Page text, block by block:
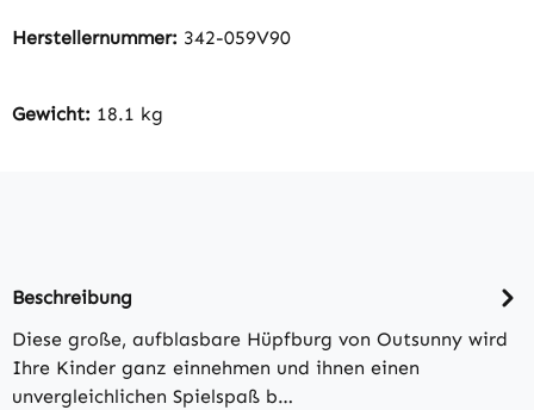
Herstellernummer: 342-059V90
Gewicht: 18.1 kg
Beschreibung
Diese große, aufblasbare Hüpfburg von Outsunny wird
Ihre Kinder ganz einnehmen und ihnen einen
unvergleichlichen Spielspaß b…